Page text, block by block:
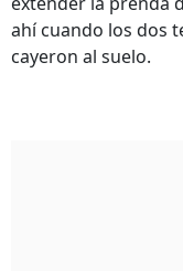
ahí cuando los dos
cayeron al suelo.